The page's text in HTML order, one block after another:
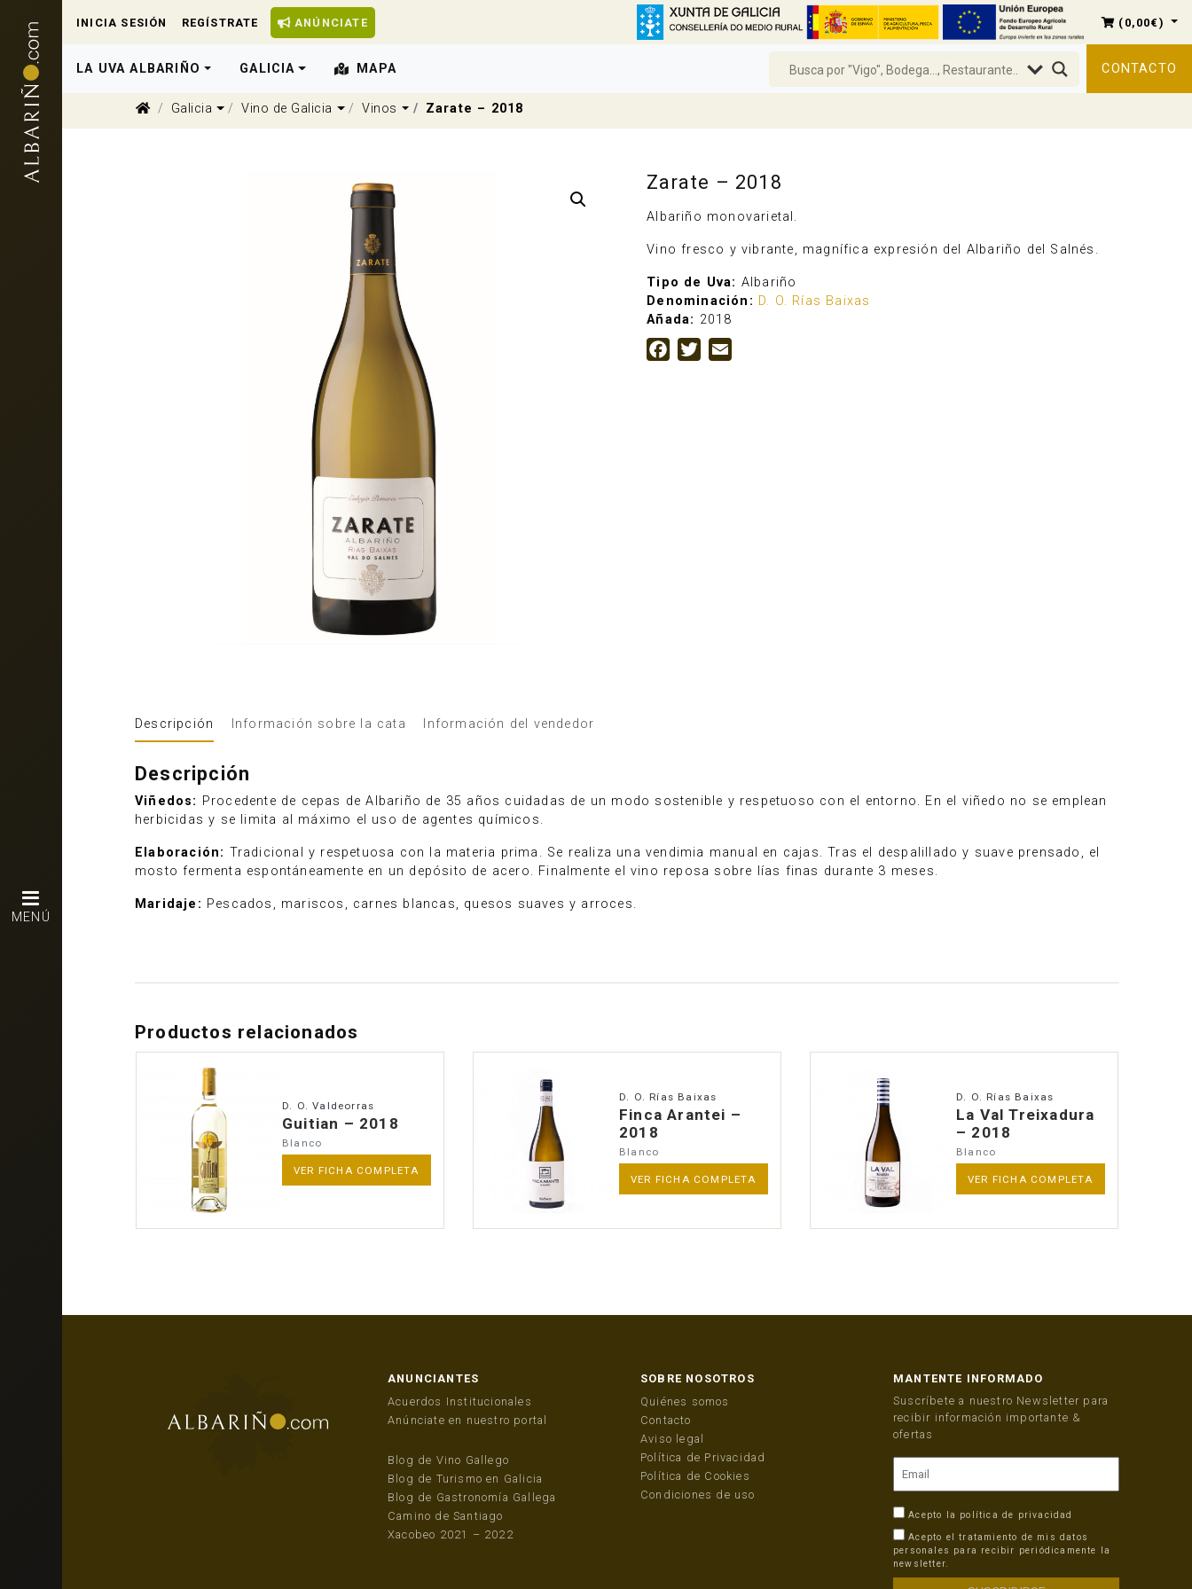
MENÚ
INICIA SESIÓN REGÍSTRATE ANÚNCIATE ( 0,00€ )
LA UVA ALBARIÑO GALICIA MAPA CONTACTO
Galicia Dropdown
Vino de Galicia Dropdown
Vinos Dropdown
Zarate – 2018
Zarate – 2018
Albariño monovarietal.
Vino fresco y vibrante, magnífica expresión del Albariño del Salnés.
Tipo de Uva: Albariño
Denominación: D. O. Rías Baixas
Añada: 2018
Facebook
Twitter
Descripción Información sobre la cata Información del vendedor
Descripción
Viñedos: Procedente de cepas de Albariño de 35 años cuidadas de un modo sostenible y respetuoso con el entorno. En el viñedo no se emplean
herbicidas y se limita al máximo el uso de agentes químicos.
Elaboración: Tradicional y respetuosa con la materia prima. Se realiza una vendimia manual en cajas. Tras el despalillado y suave prensado, el
mosto fermenta espontáneamente en un depósito de acero. Finalmente el vino reposa sobre lías finas durante 3 meses.
Maridaje: Pescados, mariscos, carnes blancas, quesos suaves y arroces.
Productos relacionados
D. O. Valdeorras
Guitian – 2018
Blanco
VER FICHA COMPLETA
D. O. Rías Baixas
Finca Arantei –
2018
Blanco
VER FICHA COMPLETA
D. O. Rías Baixas
La Val Treixadura
– 2018
Blanco
VER FICHA COMPLETA
ANUNCIANTES
Acuerdos Institucionales
Anúnciate en nuestro portal
Blog de Vino Gallego
Blog de Turismo en Galicia
Blog de Gastronomía Gallega
Camino de Santiago
Xacobeo 2021 – 2022
SOBRE NOSOTROS
Quiénes somos
Contacto
Aviso legal
Política de Privacidad
Política de Cookies
Condiciones de uso
MANTENTE INFORMADO
Suscríbete a nuestro Newsletter para
recibir información importante &
ofertas
Acepto la política de privacidad
Acepto el tratamiento de mis datos
personales para recibir periódicamente la
newsletter.